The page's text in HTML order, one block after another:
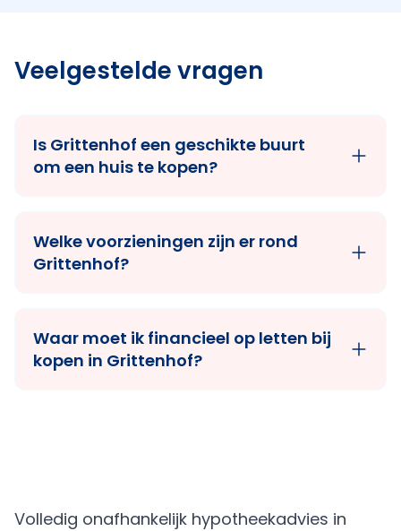
Veelgestelde vragen
Is Grittenhof een geschikte buurt
om een huis te kopen?
Welke voorzieningen zijn er rond
Grittenhof?
Waar moet ik financieel op letten bij
kopen in Grittenhof?
Volledig onafhankelijk hypotheekadvies in